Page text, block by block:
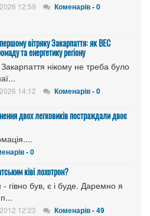
12:59 Коменарів - 0
вітряку Закарпаття: як ВЕС
та енергетику регіону
нікому не треба було
14:12 Коменарів - 0
двох легковиків постраждали двоє
- 0
ківі лохотрон?
гівно був, є і буде. Даремно я
12:23 Коменарів - 49